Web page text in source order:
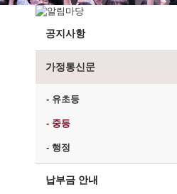
공지사항
가정통신문
- 유초등
- 중등
- 행정
납부금 안내